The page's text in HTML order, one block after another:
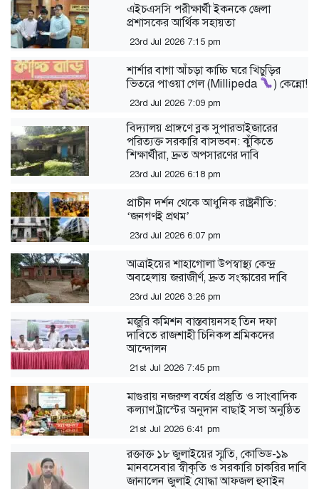
এইচএসসি পরীক্ষার্থী ইকনকে জেলা
প্রশাসকের আর্থিক সহায়তা
23rd Jul 2026 7:15 pm
শার্শার বাগা আঁচড়া কাচ্চি ঘরে খিচুড়ির
ভিতরে পাওয়া গেল (Millipeda
) কেন্নো!
23rd Jul 2026 7:09 pm
বিদ্যালয় প্রাঙ্গণে ব্লক সুপারভাইজারের
পরিত্যক্ত সরকারি বাসভবন: ঝুঁকিতে
শিক্ষার্থীরা, দ্রুত অপসারণের দাবি
23rd Jul 2026 6:18 pm
প্রাচীন দর্শন থেকে আধুনিক রাষ্ট্রনীতি:
‘জনগণই প্রথম’
23rd Jul 2026 6:07 pm
আত্রাইয়ের শাহাগোলা উপস্বাস্থ্য কেন্দ্র
অবহেলায় জরাজীর্ণ, দ্রুত সংস্কারের দাবি
23rd Jul 2026 3:26 pm
মজুরি কমিশন বাস্তবায়নসহ তিন দফা
দাবিতে রাজশাহী চিনিকল শ্রমিকদের
আন্দোলন
21st Jul 2026 7:45 pm
মাগুরায় নজরুল বর্ষের প্রস্তুতি ও সাংবাদিক
কল্যাণ ট্রাস্টের অনুদান বাছাই সভা অনুষ্ঠিত
21st Jul 2026 6:41 pm
রক্তাক্ত ১৮ জুলাইয়ের স্মৃতি, কোভিড-১৯
মানবসেবার স্বীকৃতি ও সরকারি চাকরির দাবি
জানালেন জুলাই যোদ্ধা আফজল হুসাইন